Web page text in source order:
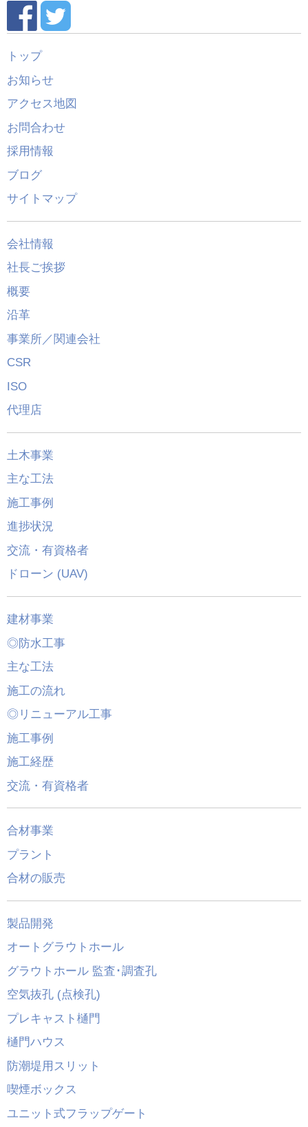
トップ
お知らせ
アクセス地図
お問合わせ
採用情報
ブログ
サイトマップ
会社情報
社長ご挨拶
概要
沿革
事業所／関連会社
CSR
ISO
代理店
土木事業
主な工法
施工事例
進捗状況
交流・有資格者
ドローン (UAV)
建材事業
◎防水工事
主な工法
施工の流れ
◎リニューアル工事
施工事例
施工経歴
交流・有資格者
合材事業
プラント
合材の販売
製品開発
オートグラウトホール
グラウトホール 監査･調査孔
空気抜孔 (点検孔)
プレキャスト樋門
樋門ハウス
防潮堤用スリット
喫煙ボックス
ユニット式フラップゲート